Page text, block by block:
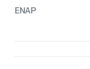
ENAP